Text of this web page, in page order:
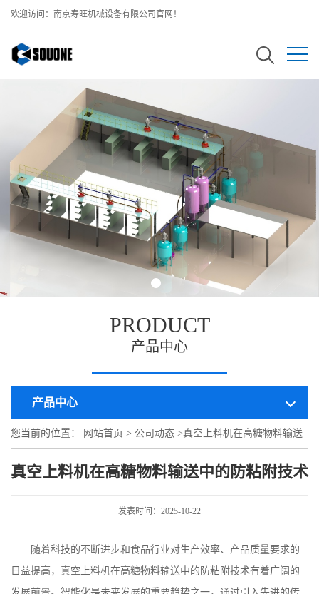
欢迎访问：南京寿旺机械设备有限公司官网！
PRODUCT
产品中心
产品中心
您当前的位置： 网站首页 > 公司动态 >真空上料机在高糖物料输送
中的防粘附技术
真空上料机在高糖物料输送中的防粘附技术
发表时间：2025-10-22
随着科技的不断进步和食品行业对生产效率、产品质量要求的
日益提高，真空上料机在高糖物料输送中的防粘附技术有着广阔的